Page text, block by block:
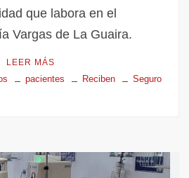
que labora en el
Vargas de La Guaira.
LEER MÁS
pacientes Reciben
Seguro